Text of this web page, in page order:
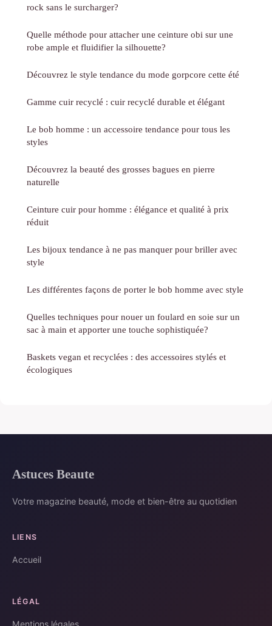
rock sans le surcharger?
Quelle méthode pour attacher une ceinture obi sur une
robe ample et fluidifier la silhouette?
Découvrez le style tendance du mode gorpcore cette été
Gamme cuir recyclé : cuir recyclé durable et élégant
Le bob homme : un accessoire tendance pour tous les
styles
Découvrez la beauté des grosses bagues en pierre
naturelle
Ceinture cuir pour homme : élégance et qualité à prix
réduit
Les bijoux tendance à ne pas manquer pour briller avec
style
Les différentes façons de porter le bob homme avec style
Quelles techniques pour nouer un foulard en soie sur un
sac à main et apporter une touche sophistiquée?
Baskets vegan et recyclées : des accessoires stylés et
écologiques
Astuces Beaute
Votre magazine beauté, mode et bien-être au quotidien
LIENS
Accueil
LÉGAL
Mentions légales